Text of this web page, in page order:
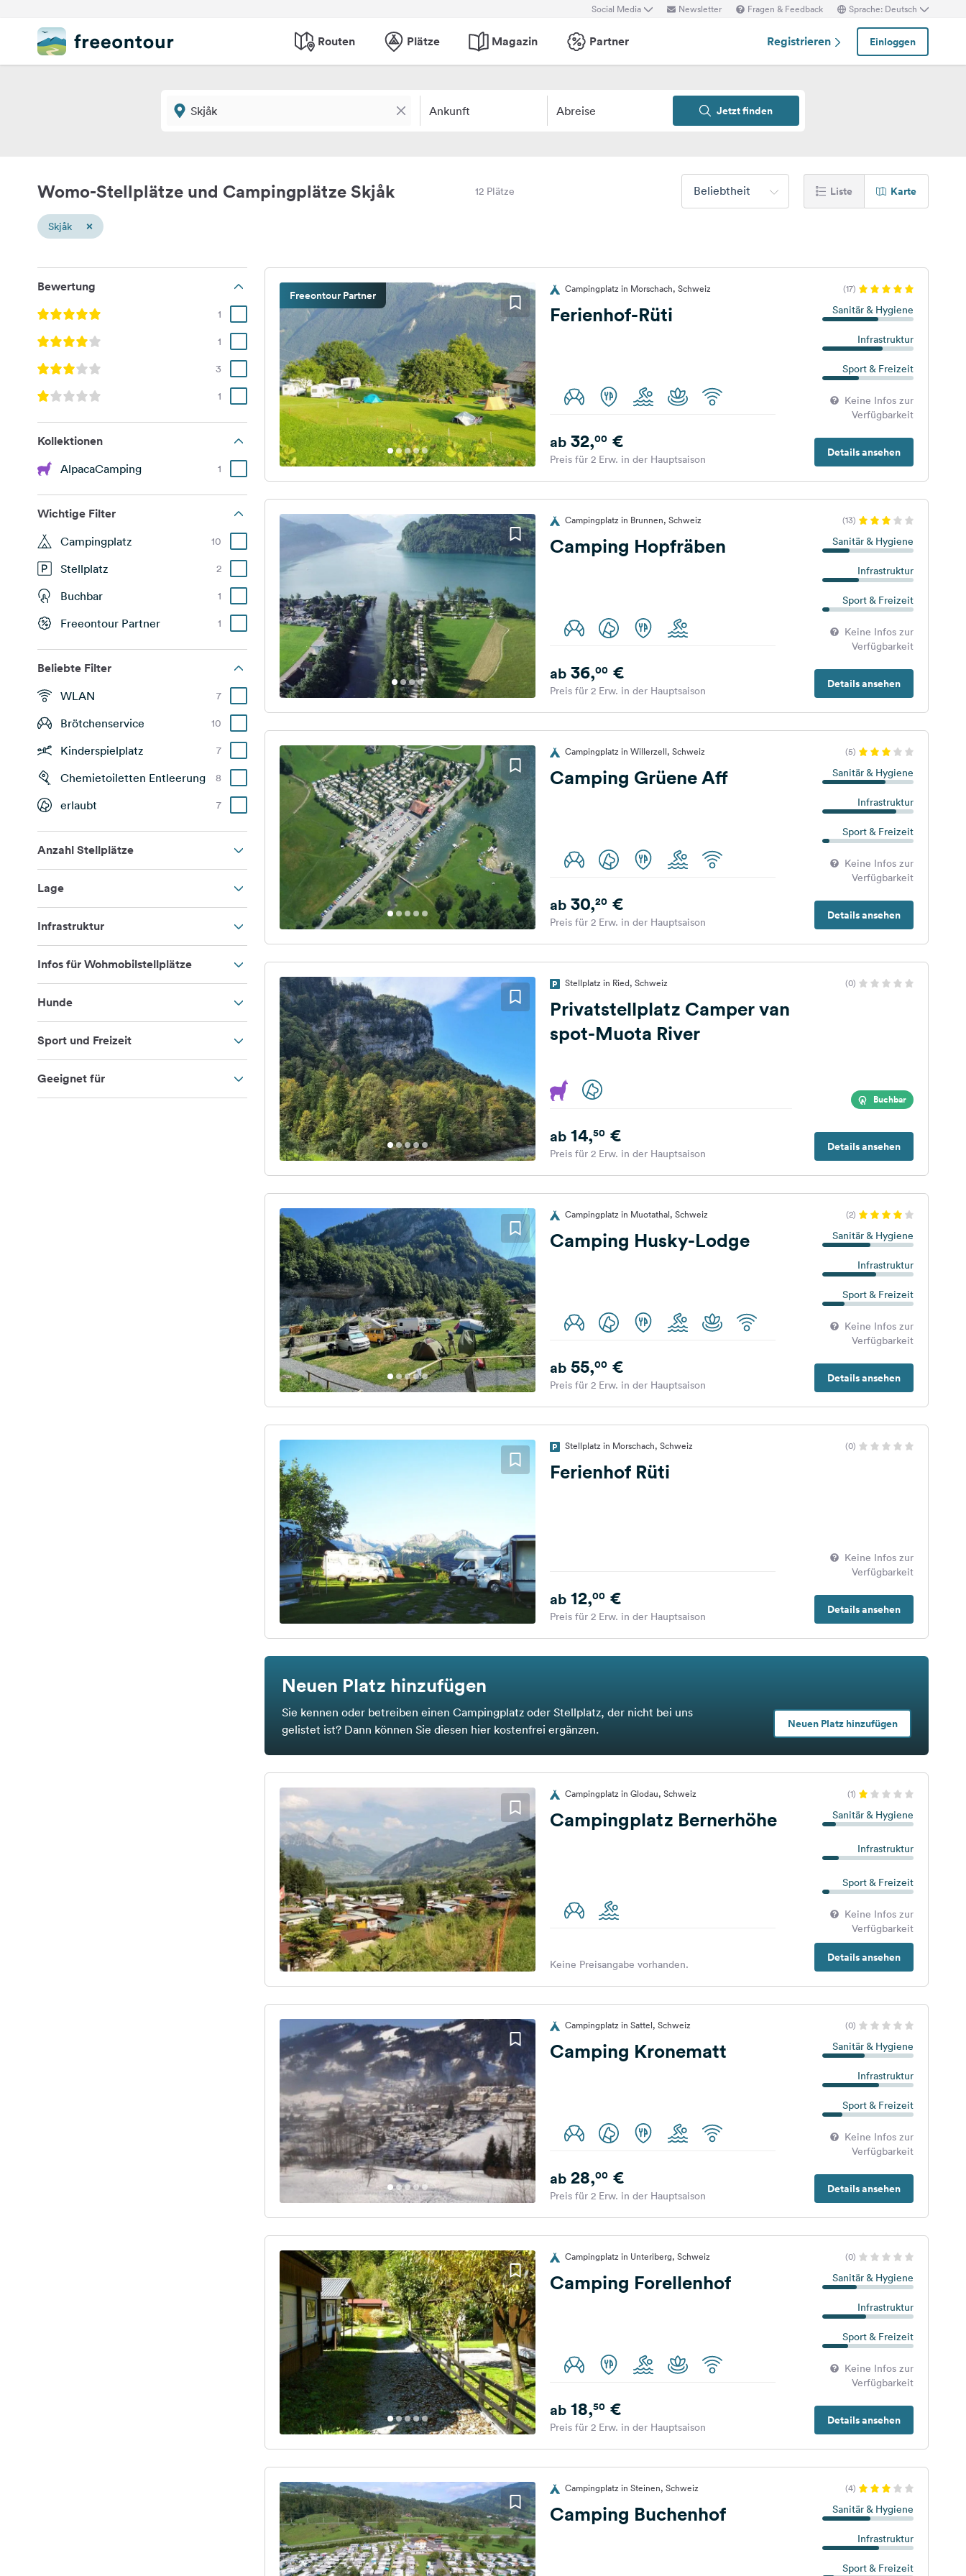
Social Media Newsletter Fragen & Feedback Sprache: Deutsch
Routen Plätze Magazin Partner Registrieren Einloggen
Ankunft Abreise Jetzt finden
Womo-Stellplätze und Campingplätze Skjåk 12 Plätze Beliebtheit Liste Karte
Skjåk ×
Bewertung
1
1
3
1
Kollektionen
AlpacaCamping 1
Wichtige Filter
Campingplatz 10
Stellplatz 2
Buchbar 1
Freeontour Partner 1
Beliebte Filter
WLAN 7
Brötchenservice 10
Kinderspielplatz 7
Chemietoiletten Entleerung 8
erlaubt 7
Anzahl Stellplätze
Lage
Infrastruktur
Infos für Wohmobilstellplätze
Hunde
Sport und Freizeit
Geeignet für
Freeontour Partner Campingplatz in Morschach, Schweiz (17)
Ferienhof-Rüti Sanitär & Hygiene
Infrastruktur
Sport & Freizeit
Keine Infos zur
Verfügbarkeit
Details ansehen
ab32,00€
Preis für 2 Erw. in der Hauptsaison
Campingplatz in Brunnen, Schweiz (13)
Camping Hopfräben Sanitär & Hygiene
Infrastruktur
Sport & Freizeit
Keine Infos zur
Verfügbarkeit
Details ansehen
ab36,00€
Preis für 2 Erw. in der Hauptsaison
Campingplatz in Willerzell, Schweiz (5)
Camping Grüene Aff Sanitär & Hygiene
Infrastruktur
Sport & Freizeit
Keine Infos zur
Verfügbarkeit
Details ansehen
ab30,20€
Preis für 2 Erw. in der Hauptsaison
Stellplatz in Ried, Schweiz (0)
Privatstellplatz Camper van
spot-Muota River
Buchbar
Details ansehen
ab14,50€
Preis für 2 Erw. in der Hauptsaison
Campingplatz in Muotathal, Schweiz (2)
Camping Husky-Lodge Sanitär & Hygiene
Infrastruktur
Sport & Freizeit
Keine Infos zur
Verfügbarkeit
Details ansehen
ab55,00€
Preis für 2 Erw. in der Hauptsaison
Stellplatz in Morschach, Schweiz (0)
Ferienhof Rüti
Keine Infos zur
Verfügbarkeit
Details ansehen
ab12,00€
Preis für 2 Erw. in der Hauptsaison
Neuen Platz hinzufügen
Sie kennen oder betreiben einen Campingplatz oder Stellplatz, der nicht bei uns
gelistet ist? Dann können Sie diesen hier kostenfrei ergänzen.
Neuen Platz hinzufügen
Campingplatz in Glodau, Schweiz (1)
Campingplatz Bernerhöhe Sanitär & Hygiene
Infrastruktur
Sport & Freizeit
Keine Infos zur
Verfügbarkeit
Details ansehen
Keine Preisangabe vorhanden.
Campingplatz in Sattel, Schweiz (0)
Camping Kronematt Sanitär & Hygiene
Infrastruktur
Sport & Freizeit
Keine Infos zur
Verfügbarkeit
Details ansehen
ab28,00€
Preis für 2 Erw. in der Hauptsaison
Campingplatz in Unteriberg, Schweiz (0)
Camping Forellenhof Sanitär & Hygiene
Infrastruktur
Sport & Freizeit
Keine Infos zur
Verfügbarkeit
Details ansehen
ab18,50€
Preis für 2 Erw. in der Hauptsaison
Campingplatz in Steinen, Schweiz (4)
Camping Buchenhof Sanitär & Hygiene
Infrastruktur
Sport & Freizeit